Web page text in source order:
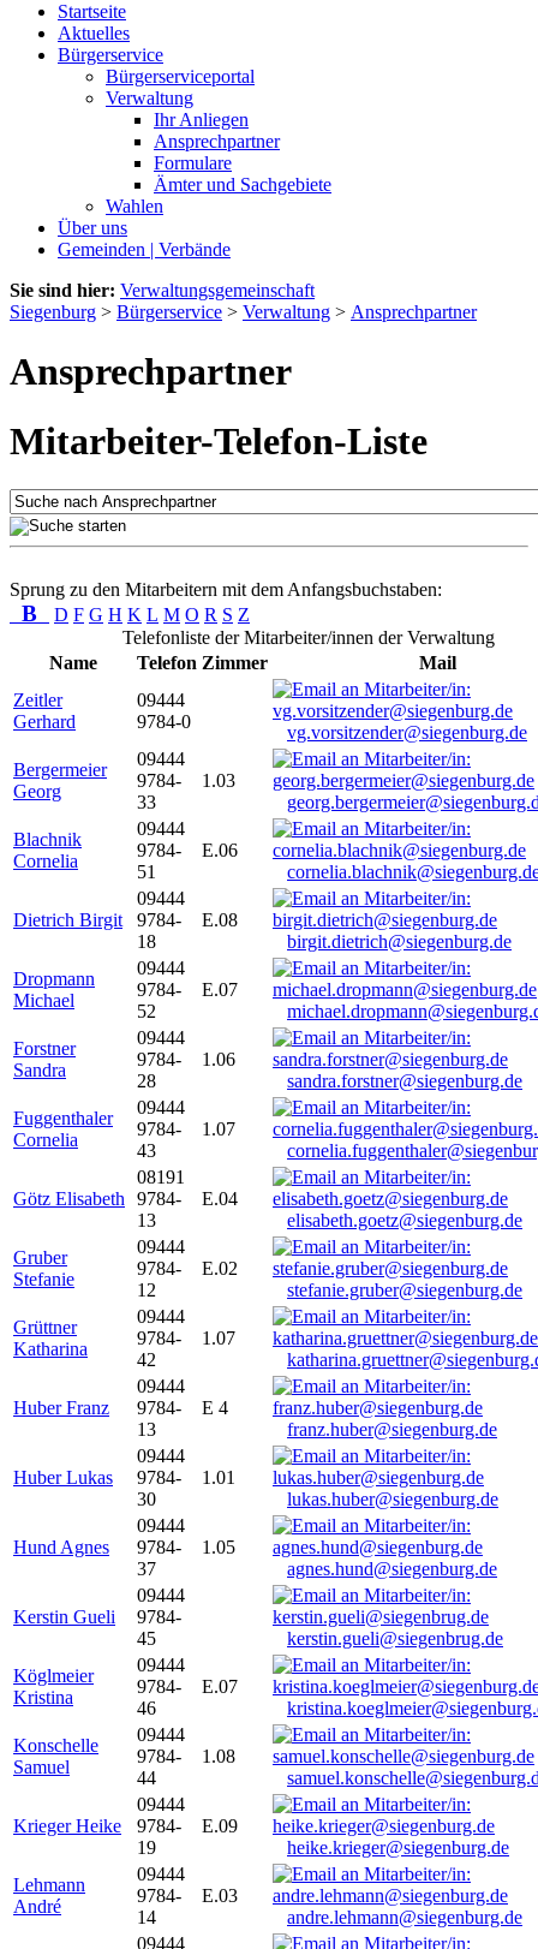
Startseite
Aktuelles
Bürgerservice
Bürgerserviceportal
Verwaltung
Ihr Anliegen
Ansprechpartner
Formulare
Ämter und Sachgebiete
Wahlen
Über uns
Gemeinden | Verbände
Sie sind hier: Verwaltungsgemeinschaft
Siegenburg > Bürgerservice > Verwaltung > Ansprechpartner
Ansprechpartner
Mitarbeiter-Telefon-Liste
Sprung zu den Mitarbeitern mit dem Anfangsbuchstaben:
B D F G H K L M O R S Z
Telefonliste der Mitarbeiter/innen der Verwaltung
Name
Telefon Zimmer
Mail
Zeitler
Gerhard
09444
9784-0
vg.vorsitzender@siegenburg.de
Bergermeier
Georg
09444
9784-
33
1.03
Blachnik
Cornelia
09444
9784-
51
E.06
Dietrich Birgit
09444
9784-
18
E.08
birgit.dietrich@siegenburg.de
Dropmann
Michael
09444
9784-
52
E.07
Forstner
Sandra
09444
9784-
28
1.06
sandra.forstner@siegenburg.de
Fuggenthaler
Cornelia
09444
9784-
43
1.07
Götz Elisabeth
08191
9784-
13
E.04
elisabeth.goetz@siegenburg.de
Gruber
Stefanie
09444
9784-
12
E.02
stefanie.gruber@siegenburg.de
Grüttner
Katharina
09444
9784-
42
1.07
Huber Franz
09444
9784-
13
E 4
franz.huber@siegenburg.de
Huber Lukas
09444
9784-
30
1.01
lukas.huber@siegenburg.de
Hund Agnes
09444
9784-
37
1.05
agnes.hund@siegenburg.de
Kerstin Gueli
09444
9784-
45
kerstin.gueli@siegenbrug.de
Köglmeier
Kristina
09444
9784-
46
E.07
Konschelle
Samuel
09444
9784-
44
1.08
Krieger Heike
09444
9784-
19
E.09
heike.krieger@siegenburg.de
Lehmann
André
09444
9784-
14
E.03
andre.lehmann@siegenburg.de
09444